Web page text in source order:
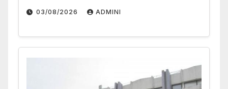
03/08/2026 ADMINI